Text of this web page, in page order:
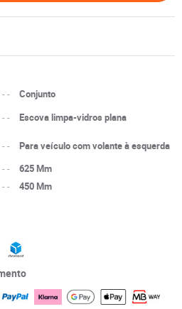
Conjunto
Escova limpa-vidros plana
Para veículo com volante à esquerda
625 Mm
450 Mm